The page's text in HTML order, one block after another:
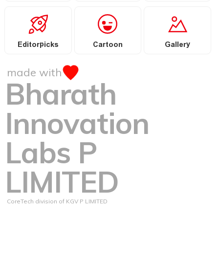
Editorpicks Cartoon Gallery
made with
Bharath
Innovation
Labs P
LIMITED
CoreTech division of KGV P LIMITED